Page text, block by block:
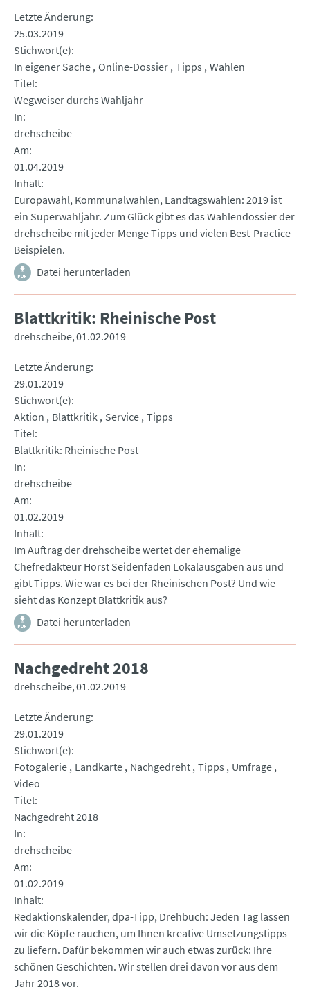
Letzte Änderung
25.03.2019
Stichwort(e)
In eigener Sache Online-Dossier Tipps Wahlen
Titel
Wegweiser durchs Wahljahr
In
drehscheibe
Am
01.04.2019
Inhalt
Europawahl, Kommunalwahlen, Landtagswahlen: 2019 ist
ein Superwahljahr. Zum Glück gibt es das Wahlendossier der
drehscheibe mit jeder Menge Tipps und vielen Best-Practice-
Beispielen.
Datei herunterladen
Blattkritik: Rheinische Post
drehscheibe 01.02.2019
Letzte Änderung
29.01.2019
Stichwort(e)
Aktion
Blattkritik Service Tipps
Titel
Blattkritik: Rheinische Post
In
drehscheibe
Am
01.02.2019
Inhalt
Im Auftrag der drehscheibe wertet der ehemalige
Chefredakteur Horst Seidenfaden Lokalausgaben aus und
gibt Tipps. Wie war es bei der Rheinischen Post? Und wie
sieht das Konzept Blattkritik aus?
Datei herunterladen
Nachgedreht 2018
drehscheibe 01.02.2019
Letzte Änderung
29.01.2019
Stichwort(e)
Fotogalerie Landkarte Nachgedreht Tipps
Umfrage
Video
Titel
Nachgedreht 2018
In
drehscheibe
Am
01.02.2019
Inhalt
Redaktionskalender, dpa-Tipp, Drehbuch: Jeden Tag lassen
wir die Köpfe rauchen, um Ihnen kreative Umsetzungstipps
zu liefern. Dafür bekommen wir auch etwas zurück: Ihre
schönen Geschichten. Wir stellen drei davon vor aus dem
Jahr 2018 vor.